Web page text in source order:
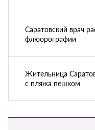
Саратовский врач
флюорографии
Жительница
с пляжа пешком